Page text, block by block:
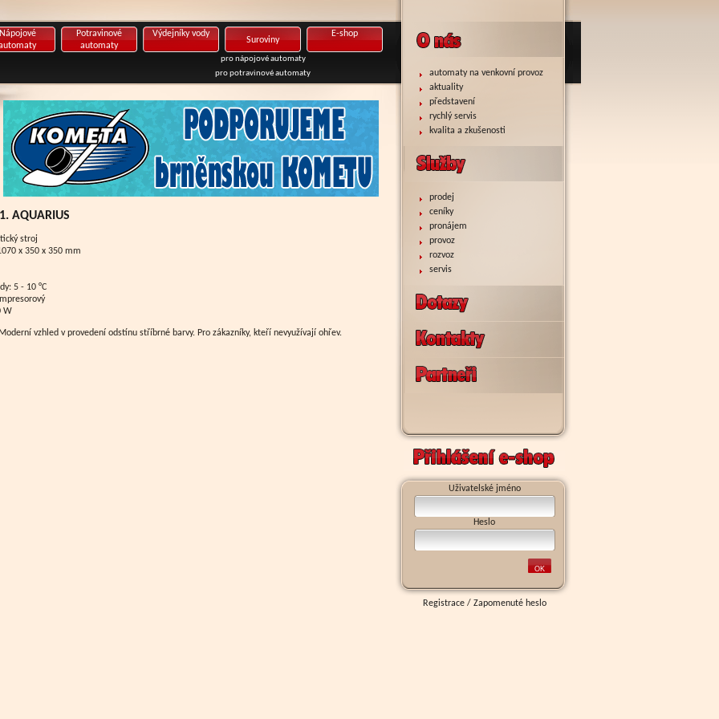
Potravinové
automaty
Výdejníky vody
Suroviny
pro nápojové automaty
pro potravinové automaty
E-shop
automaty na venkovní provoz
aktuality
představení
rychlý servis
kvalita a zkušenosti
prodej
ceníky
pronájem
provoz
rozvoz
servis
Uživatelské jméno
Heslo
Registrace/ Zapomenuté heslo
AQUARIUS
stroj
x 350 x 350 mm
5 - 10 °C
W
vzhled v provedení odstínu stříbrné barvy. Pro zákazníky, kteří nevyužívají ohřev.